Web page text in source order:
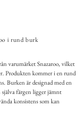
i rund burk
varumärket Snazaroo, vilket
Produkten kommer i en rund
Burken är designad med en
färgen ligger jämnt
konsistens som kan